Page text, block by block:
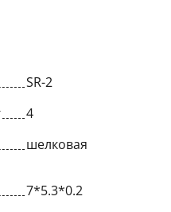
SR-2
4
шелковая
7*5.3*0.2